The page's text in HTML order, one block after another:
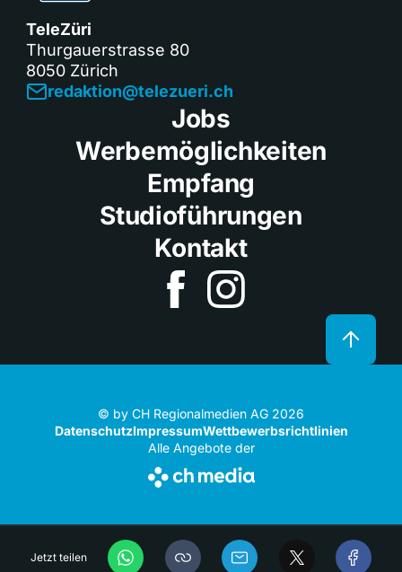
Jetzt teilen
TeleZüri
Thurgauerstrasse 80
8050 Zürich
redaktion@telezueri.ch
Jobs
Werbemöglichkeiten
Empfang
Studioführungen
Kontakt
© by CH Regionalmedien AG 2026
DatenschutzImpressumWettbewerbsrichtlinien
Alle Angebote der